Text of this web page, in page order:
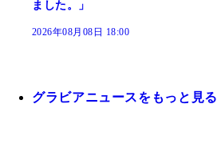
ました。」
2026年08月08日 18:00
グラビアニュースをもっと見る